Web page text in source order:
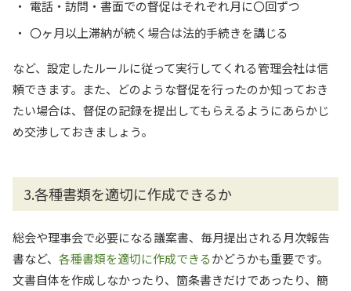
電話・訪問・書面での督促はそれぞれ月に〇回ずつ
〇ヶ月以上滞納が続く場合は法的手続きを講じる
など、設定したルールに従って実行してくれる管理会社は信
頼できます。また、どのような督促を行ったのか知っておき
たい場合は、督促の記録を提出してもらえるようにあらかじ
め交渉しておきましょう。
3.各種書類を適切に作成できるか
総会や理事会で必要になる議案書、毎月提出される月次報告
書など、 各種書類を適切に作成できるかどうかも重要です。
文書自体を作成しなかったり、箇条書きだけであったり、簡